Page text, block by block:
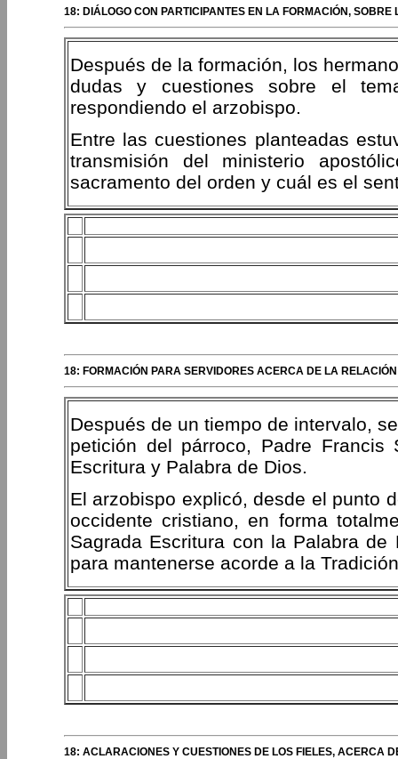
18: DIÁLOGO CON PARTICIPANTES EN LA FORMACIÓN,
Después de la formación, los
dudas y cuestiones sobre el
respondiendo el arzobispo.
Entre las cuestiones planteadas
transmisión del ministerio
sacramento del orden y cuál es el
18: FORMACIÓN PARA SERVIDORES ACERCA DE LA
Después de un tiempo de intervalo,
petición del párroco, Padre
Escritura y Palabra de Dios.
El arzobispo explicó, desde el punto
occidente cristiano, en forma
Sagrada Escritura con la Palabra
para mantenerse acorde a la
18: ACLARACIONES Y CUESTIONES DE LOS FIELES, ACERCA